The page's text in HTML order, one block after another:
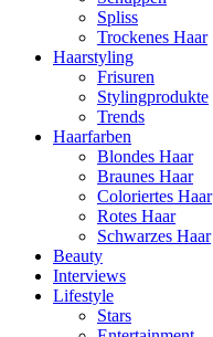
Spliss
Trockenes Haar
Haarstyling
Frisuren
Stylingprodukte
Trends
Haarfarben
Blondes Haar
Braunes Haar
Coloriertes Haar
Rotes Haar
Schwarzes Haar
Beauty
Interviews
Lifestyle
Stars